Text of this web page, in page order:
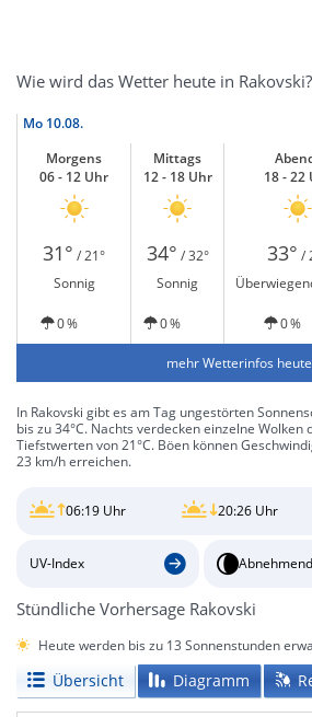
Wie wird das Wetter heute in Rakovski?
Mo 10.08.
Morgens
06 - 12 Uhr
Mittags
12 - 18 Uhr
18 - 22
31° / 21° 34° / 32° 33° /
Sonnig
Sonnig
0 % 0 % 0 %
mehr Wetterinfos heute
In Rakovski gibt es am Tag ungestörten
bis zu 34°C. Nachts verdecken einzelne Wolken
Tiefstwerten von 21°C. Böen können
23 km/h erreichen.
06:19 Uhr 20:26 Uhr
UV-Index
Stündliche Vorhersage Rakovski
Heute werden bis zu 13 Sonnenstunden
Übersicht Diagramm